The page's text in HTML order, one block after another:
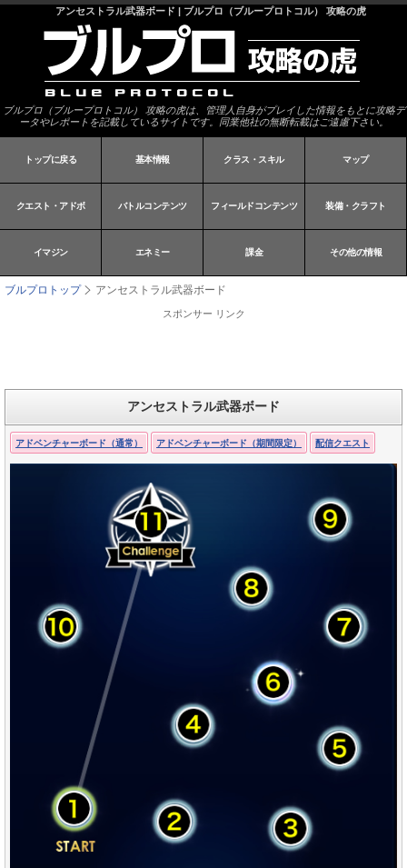
アンセストラル武器ボード | ブルプロ（ブループロトコル） 攻略の虎
ブルプロ（ブループロトコル） 攻略の虎は、管理人自身がプレイした情報をもとに攻略デ
ータやレポートを記載しているサイトです。同業他社の無断転載はご遠慮下さい。
トップに戻る 基本情報 クラス・スキル マップ
クエスト・アドボ バトルコンテンツ フィールドコンテンツ 装備・クラフト
イマジン エネミー 課金 その他の情報
ブルプロトップ アンセストラル武器ボード
スポンサー リンク
アンセストラル武器ボード
アドベンチャーボード（通常） アドベンチャーボード（期間限定） 配信クエスト